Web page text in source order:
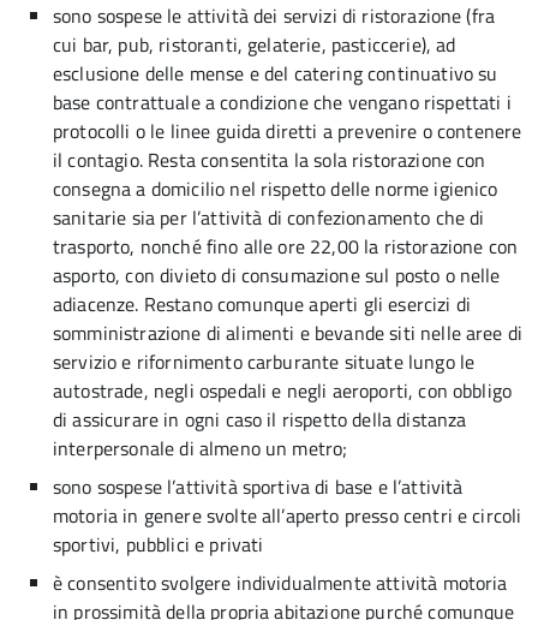
sono sospese le attività dei servizi di ristorazione (fra
cui bar, pub, ristoranti, gelaterie, pasticcerie), ad
esclusione delle mense e del catering continuativo su
base contrattuale a condizione che vengano rispettati i
protocolli o le linee guida diretti a prevenire o contenere
il contagio. Resta consentita la sola ristorazione con
consegna a domicilio nel rispetto delle norme igienico
sanitarie sia per l’attività di confezionamento che di
trasporto, nonché fino alle ore 22,00 la ristorazione con
asporto, con divieto di consumazione sul posto o nelle
adiacenze. Restano comunque aperti gli esercizi di
somministrazione di alimenti e bevande siti nelle aree di
servizio e rifornimento carburante situate lungo le
autostrade, negli ospedali e negli aeroporti, con obbligo
di assicurare in ogni caso il rispetto della distanza
interpersonale di almeno un metro;
sono sospese l’attività sportiva di base e l’attività
motoria in genere svolte all’aperto presso centri e circoli
sportivi, pubblici e privati
è consentito svolgere individualmente attività motoria
in prossimità della propria abitazione purché comunque